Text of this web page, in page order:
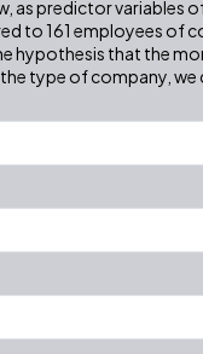
as predictor variables
to 161 employees of
hypothesis that the
type of company,